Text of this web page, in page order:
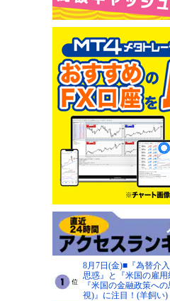
8月7日(金)■『為替介
思惑』と『米国の雇
『米国の金融政策へ
視)』に注目！(羊飼い)